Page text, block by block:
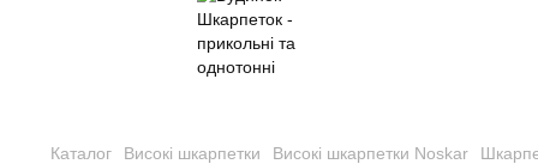
Каталог Високі шкарпетки Високі шкарпетки Noskar